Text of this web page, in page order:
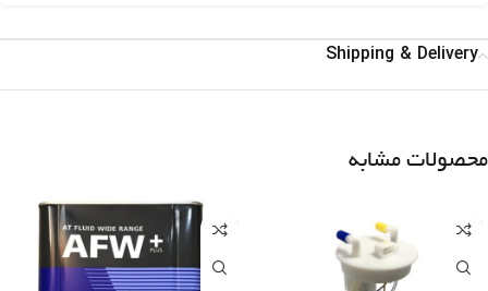
Shipping & Delivery
محصولات مشابه